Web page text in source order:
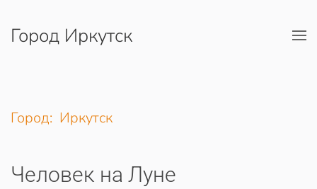
Перейти к содержимому
Город Иркутск
Город: Иркутск
Человек на Луне